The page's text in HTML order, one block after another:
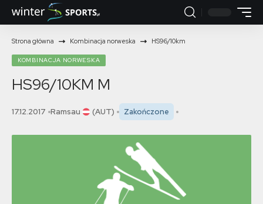
Strona główna Kombinacja norweska HS96/10km
KOMBINACJA NORWESKA
HS96/10KM M
17.12.2017 Ramsau (AUT) Zakończone